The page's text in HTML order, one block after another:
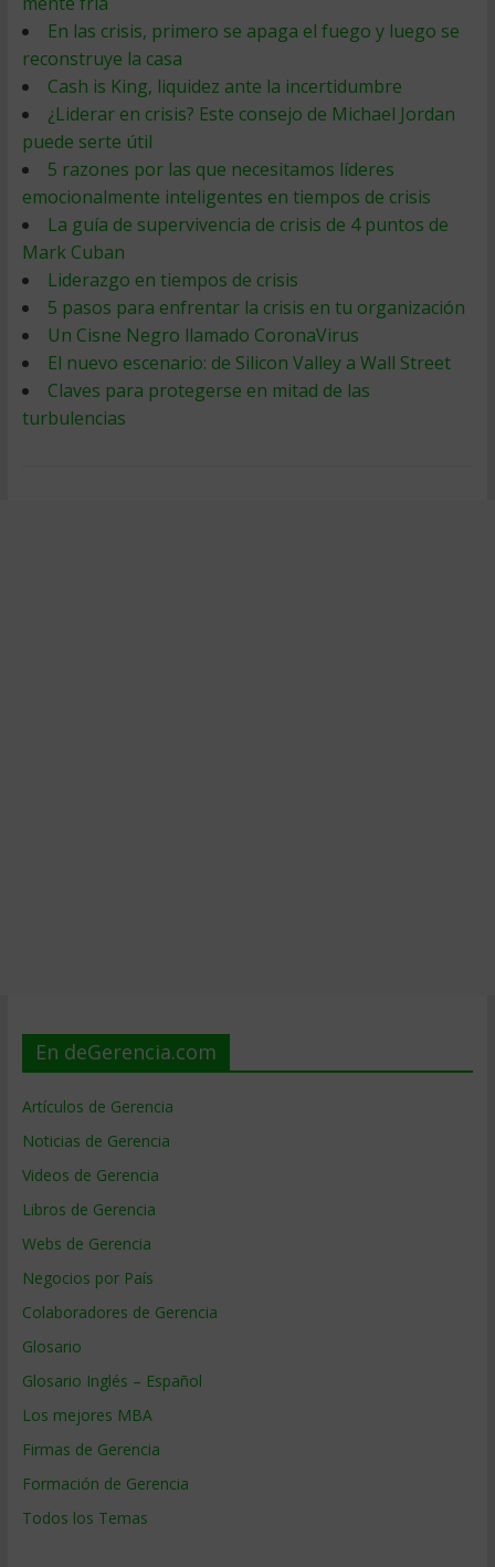
En las crisis, primero se apaga el fuego y luego se
reconstruye la casa
Cash is King, liquidez ante la incertidumbre
¿Liderar en crisis? Este consejo de Michael Jordan
puede serte útil
5 razones por las que necesitamos líderes
emocionalmente inteligentes en tiempos de crisis
La guía de supervivencia de crisis de 4 puntos de
Mark Cuban
Liderazgo en tiempos de crisis
5 pasos para enfrentar la crisis en tu organización
Un Cisne Negro llamado CoronaVirus
El nuevo escenario: de Silicon Valley a Wall Street
Claves para protegerse en mitad de las
turbulencias
En deGerencia.com
Artículos de Gerencia
Noticias de Gerencia
Videos de Gerencia
Libros de Gerencia
Webs de Gerencia
Negocios por País
Colaboradores de Gerencia
Glosario
Glosario Inglés – Español
Los mejores MBA
Firmas de Gerencia
Formación de Gerencia
Todos los Temas